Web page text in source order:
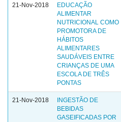
21-Nov-2018
EDUCAÇÃO
ALIMENTAR
NUTRICIONAL COMO
PROMOTORA DE
HÁBITOS
ALIMENTARES
SAUDÁVEIS ENTRE
CRIANÇAS DE UMA
ESCOLA DE TRÊS
PONTAS
21-Nov-2018
INGESTÃO DE
BEBIDAS
GASEIFICADAS POR